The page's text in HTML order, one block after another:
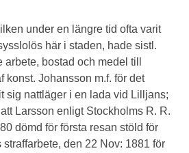
under en längre tid ofta varit
här i staden, hade sistl.
bostad och medel till
konst. Johansson m.f. för det
sig nattläger i en lada vid Lilljans;
Larsson enligt Stockholms R. R.
dömd för första resan stöld för
den 22 Nov: 1881 för